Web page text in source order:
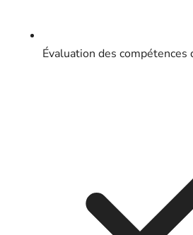
Évaluation des compétences